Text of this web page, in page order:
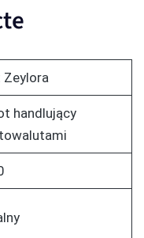
Zeylora
handlujący